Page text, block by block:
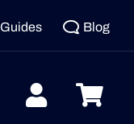
Guides Blog